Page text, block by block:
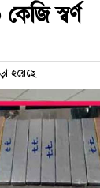
স্বর্ণ
হয়েছে